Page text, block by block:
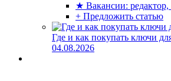
★ Вакансии: редактор,
+ Предложить статью
Где и как покупать ключи
04.08.2026